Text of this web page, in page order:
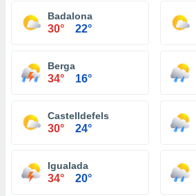
Badalona
30° 22°
Berga
34° 16°
Castelldefels
30° 24°
Igualada
34° 20°